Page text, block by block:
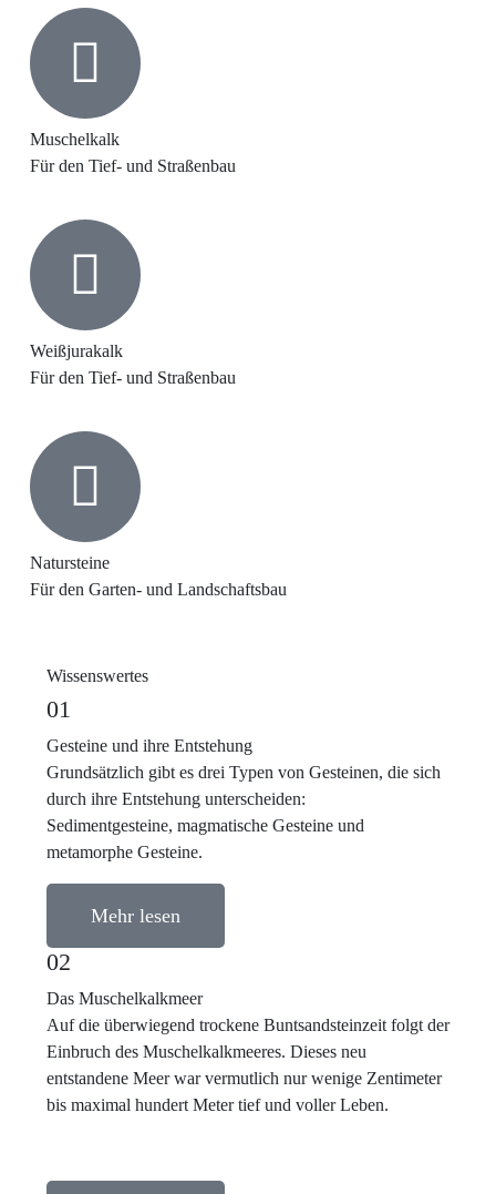
Muschelkalk
Für den Tief- und Straßenbau
Weißjurakalk
Für den Tief- und Straßenbau
Natursteine
Für den Garten- und Landschaftsbau
Wissenswertes
01
Gesteine und ihre Entstehung
Grundsätzlich gibt es drei Typen von Gesteinen, die sich
durch ihre Entstehung unterscheiden:
Sedimentgesteine, magmatische Gesteine und
metamorphe Gesteine.
Mehr lesen
02
Das Muschelkalkmeer
Auf die überwiegend trockene Buntsandsteinzeit folgt der
Einbruch des Muschelkalkmeeres. Dieses neu
entstandene Meer war vermutlich nur wenige Zentimeter
bis maximal hundert Meter tief und voller Leben.